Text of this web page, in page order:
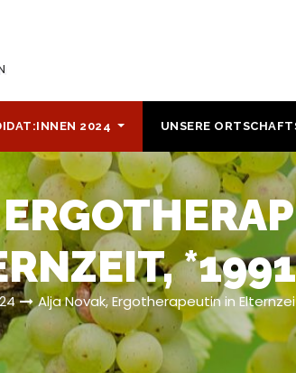
2024 UNSERE
*1991
Alja Novak, Ergotherapeutin in